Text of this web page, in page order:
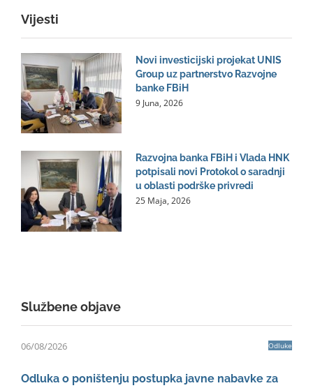
Vijesti
Novi investicijski projekat UNIS
Group uz partnerstvo Razvojne
banke FBiH
9 Juna, 2026
Razvojna banka FBiH i Vlada HNK
potpisali novi Protokol o saradnji
u oblasti podrške privredi
25 Maja, 2026
Službene objave
Odluke
06/08/2026
Odluka o poništenju postupka javne nabavke za